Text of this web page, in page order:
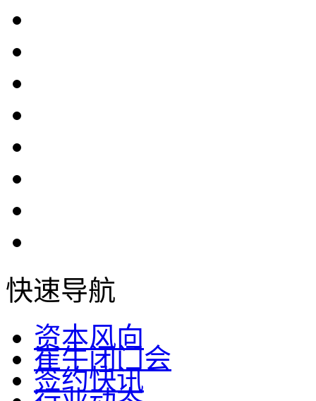
快速导航
资本风向
崔牛闭门会
签约快讯